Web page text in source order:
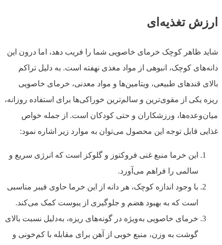
ارزش تغذیه‌ای
شاید ظاهر کوچک خرمای خاصویی شما را فریب دهد، اما درون این
دانه‌های کوچک، انبوهی از مواد مغذی نهفته است. به دلیل تراکم
بالای قندهای طبیعی، ویتامین‌ها و مواد معدنی، خرمای خاصویی
ریزه یکی از مقوی‌ترین و سالم‌ترین خوراکی‌ها برای استفاده روزانه،
میان‌وعده‌ها، ورزشکاران و حتی کودکان است. از جمله خواص
غذایی قابل توجه این محصول می‌توان به موارد زیر اشاره نمود:
این خرما منبع غنی فروکتوز و گلوکز است که انرژی سریع و
سالمی را فراهم می‌آورد.
با وجود اندازه کوچک، هر دانه از این خرما حاوی فیبر مناسبی
است که به بهبود هضم و جلوگیری از یبوست کمک می‌کند.
خرمای خاصویی به‌ویژه در گونه‌های ریزه، به‌دلیل نسبت بالای
گوشت به وزن، منبع خوبی از آهن برای مقابله با کم‌خونی و